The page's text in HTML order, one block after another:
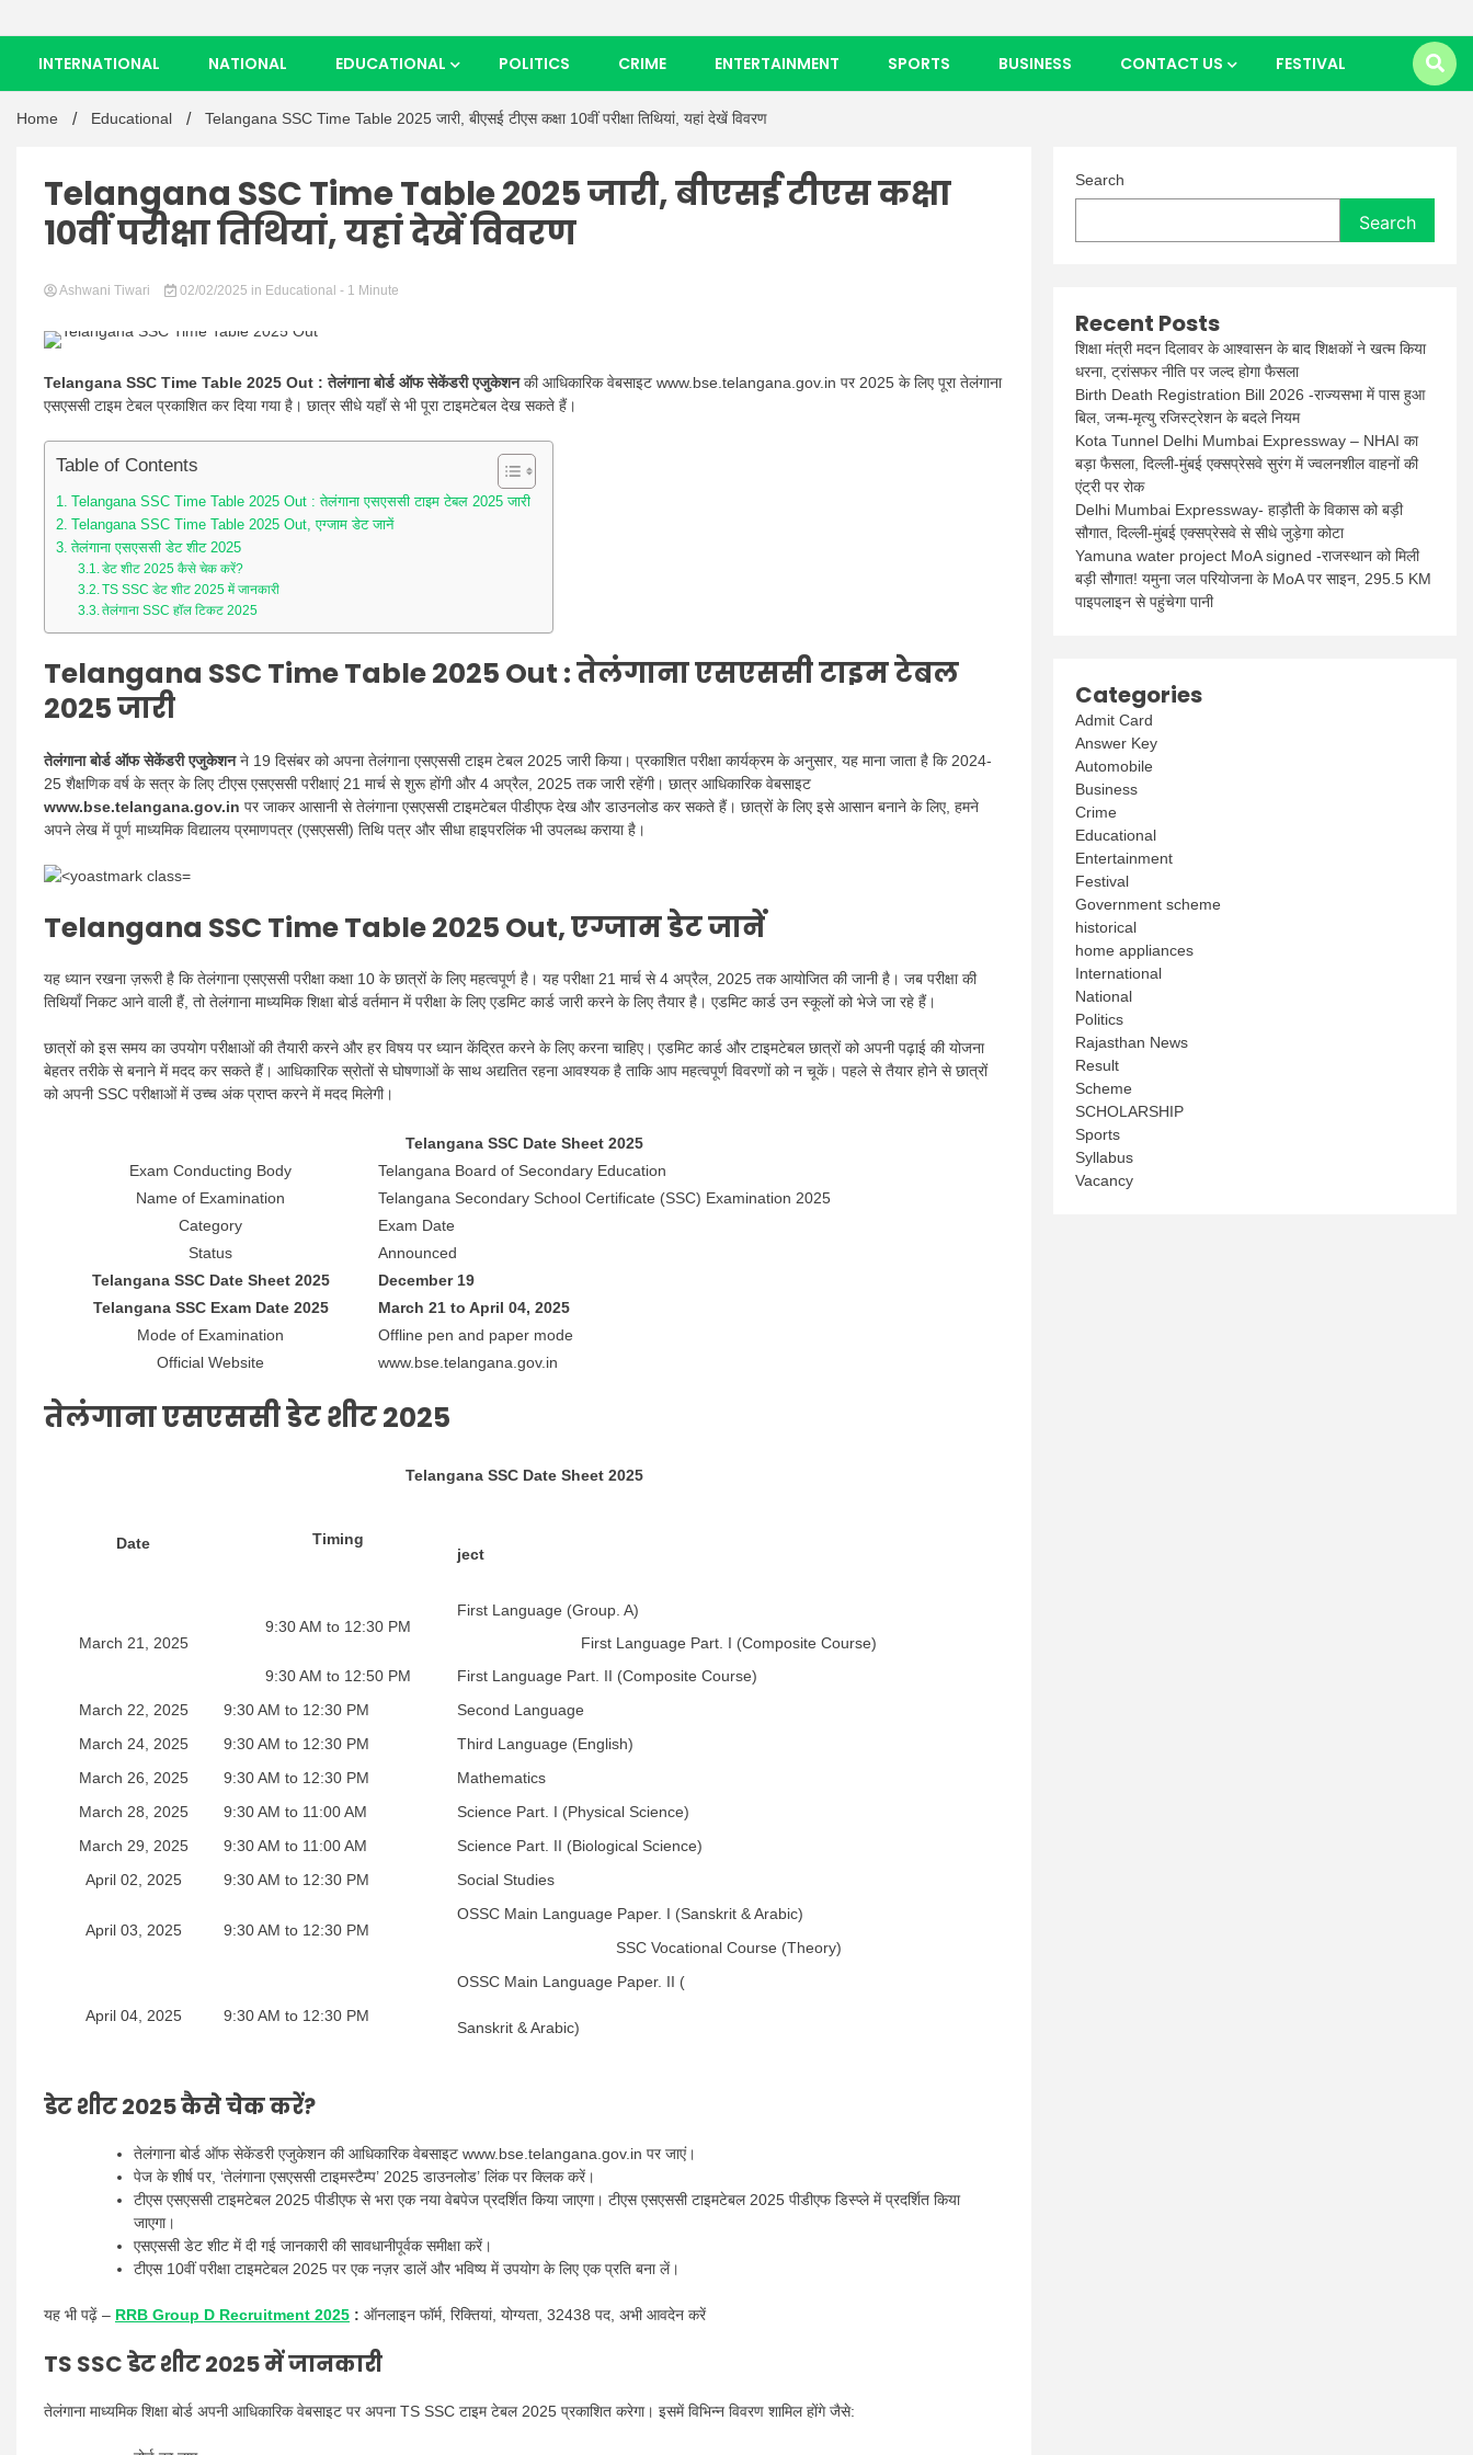
INTERNATIONAL NATIONAL EDUCATIONAL POLITICS CRIME ENTERTAINMENT SPORTS BUSINESS CONTACT US FESTIVAL
Home Educational Telangana SSC Time Table 2025 जारी, बीएसई टीएस कक्षा 10वीं परीक्षा तिथियां, यहां देखें विवरण
Telangana SSC Time Table 2025 जारी, बीएसई टीएस कक्षा
10वीं परीक्षा तिथियां, यहां देखें विवरण
Ashwani Tiwari 02/02/2025 in Educational - 1 Minute
Telangana SSC Time Table 2025 Out : तेलंगाना बोर्ड ऑफ सेकेंडरी एजुकेशनकी आधिकारिक वेबसाइट www.bse.telangana.gov.in पर 2025 के लिए पूरा तेलंगाना
एसएससी टाइम टेबल प्रकाशित कर दिया गया है। छात्र सीधे यहाँ से भी पूरा टाइमटेबल देख सकते हैं।
Table of Contents
Telangana SSC Time Table 2025 Out : तेलंगाना एसएससी टाइम टेबल 2025 जारी
Telangana SSC Time Table 2025 Out, एग्जाम डेट जानें
तेलंगाना एसएससी डेट शीट 2025
डेट शीट 2025 कैसे चेक करें?
TS SSC डेट शीट 2025 में जानकारी
तेलंगाना SSC हॉल टिकट 2025
Telangana SSC Time Table 2025 Out : तेलंगाना एसएससी टाइम टेबल
2025 जारी
तेलंगाना बोर्ड ऑफ सेकेंडरी एजुकेशनने 19 दिसंबर को अपना तेलंगाना एसएससी टाइम टेबल 2025 जारी किया। प्रकाशित परीक्षा कार्यक्रम के अनुसार, यह माना जाता है कि 2024-
25 शैक्षणिक वर्ष के सत्र के लिए टीएस एसएससी परीक्षाएं 21 मार्च से शुरू होंगी और 4 अप्रैल, 2025 तक जारी रहेंगी। छात्र आधिकारिक वेबसाइट
www.bse.telangana.gov.in पर जाकर आसानी से तेलंगाना एसएससी टाइमटेबल पीडीएफ देख और डाउनलोड कर सकते हैं। छात्रों के लिए इसे आसान बनाने के लिए, हमने
अपने लेख में पूर्ण माध्यमिक विद्यालय प्रमाणपत्र (एसएससी) तिथि पत्र और सीधा हाइपरलिंक भी उपलब्ध कराया है।
Telangana SSC Time Table 2025 Out, एग्जाम डेट जानें
यह ध्यान रखना ज़रूरी है कि तेलंगाना एसएससी परीक्षा कक्षा 10 के छात्रों के लिए महत्वपूर्ण है। यह परीक्षा 21 मार्च से 4 अप्रैल, 2025 तक आयोजित की जानी है। जब परीक्षा की
तिथियाँ निकट आने वाली हैं, तो तेलंगाना माध्यमिक शिक्षा बोर्ड वर्तमान में परीक्षा के लिए एडमिट कार्ड जारी करने के लिए तैयार है। एडमिट कार्ड उन स्कूलों को भेजे जा रहे हैं।
छात्रों को इस समय का उपयोग परीक्षाओं की तैयारी करने और हर विषय पर ध्यान केंद्रित करने के लिए करना चाहिए। एडमिट कार्ड और टाइमटेबल छात्रों को अपनी पढ़ाई की योजना
बेहतर तरीके से बनाने में मदद कर सकते हैं। आधिकारिक स्रोतों से घोषणाओं के साथ अद्यतित रहना आवश्यक है ताकि आप महत्वपूर्ण विवरणों को न चूकें। पहले से तैयार होने से छात्रों
को अपनी SSC परीक्षाओं में उच्च अंक प्राप्त करने में मदद मिलेगी।
Telangana SSC Date Sheet 2025
Exam Conducting Body
Telangana Board of Secondary Education
Name of Examination
Telangana Secondary School Certificate (SSC) Examination 2025
Category
Exam Date
Status
Announced
Telangana SSC Date Sheet 2025
December 19
Telangana SSC Exam Date 2025
March 21 to April 04, 2025
Mode of Examination
Offline pen and paper mode
Official Website
www.bse.telangana.gov.in
तेलंगाना एसएससी डेट शीट 2025
Telangana SSC Date Sheet 2025
Date
Timing
ject
March 21, 2025
9:30 AM to 12:30 PM
First Language (Group. A)
First Language Part. I (Composite Course)
9:30 AM to 12:50 PM
First Language Part. II (Composite Course)
March 22, 2025
9:30 AM to 12:30 PM
Second Language
March 24, 2025
9:30 AM to 12:30 PM
Third Language (English)
March 26, 2025
9:30 AM to 12:30 PM
Mathematics
March 28, 2025
9:30 AM to 11:00 AM
Science Part. I (Physical Science)
March 29, 2025
9:30 AM to 11:00 AM
Science Part. II (Biological Science)
April 02, 2025
9:30 AM to 12:30 PM Social Studies
April 03, 2025 9:30 AM to 12:30 PM
OSSC Main Language Paper. I (Sanskrit & Arabic)
SSC Vocational Course (Theory)
April 04, 2025 9:30 AM to 12:30 PM
OSSC Main Language Paper. II (
Sanskrit & Arabic)
डेट शीट 2025 कैसे चेक करें?
तेलंगाना बोर्ड ऑफ सेकेंडरी एजुकेशन की आधिकारिक वेबसाइट www.bse.telangana.gov.in पर जाएं।
पेज के शीर्ष पर, ‘तेलंगाना एसएससी टाइमस्टैम्प’ 2025 डाउनलोड’ लिंक पर क्लिक करें।
टीएस एसएससी टाइमटेबल 2025 पीडीएफ से भरा एक नया वेबपेज प्रदर्शित किया जाएगा। टीएस एसएससी टाइमटेबल 2025 पीडीएफ डिस्प्ले में प्रदर्शित किया
जाएगा।
एसएससी डेट शीट में दी गई जानकारी की सावधानीपूर्वक समीक्षा करें।
टीएस 10वीं परीक्षा टाइमटेबल 2025 पर एक नज़र डालें और भविष्य में उपयोग के लिए एक प्रति बना लें।
यह भी पढ़ें – RRB Group D Recruitment 2025 : ऑनलाइन फॉर्म, रिक्तियां, योग्यता, 32438 पद, अभी आवदेन करें
TS SSC डेट शीट 2025 में जानकारी
तेलंगाना माध्यमिक शिक्षा बोर्ड अपनी आधिकारिक वेबसाइट पर अपना TS SSC टाइम टेबल 2025 प्रकाशित करेगा। इसमें विभिन्न विवरण शामिल होंगे जैसे:
Search
Search
Recent Posts
शिक्षा मंत्री मदन दिलावर के आश्वासन के बाद शिक्षकों ने खत्म किया
धरना, ट्रांसफर नीति पर जल्द होगा फैसला
Birth Death Registration Bill 2026 -राज्यसभा में पास हुआ
बिल, जन्म-मृत्यु रजिस्ट्रेशन के बदले नियम
Kota Tunnel Delhi Mumbai Expressway – NHAI का
बड़ा फैसला, दिल्ली-मुंबई एक्सप्रेसवे सुरंग में ज्वलनशील वाहनों की
एंट्री पर रोक
Delhi Mumbai Expressway- हाड़ौती के विकास को बड़ी
सौगात, दिल्ली-मुंबई एक्सप्रेसवे से सीधे जुड़ेगा कोटा
Yamuna water project MoA signed -राजस्थान को मिली
बड़ी सौगात! यमुना जल परियोजना के MoA पर साइन, 295.5 KM
पाइपलाइन से पहुंचेगा पानी
Categories
Admit Card
Answer Key
Automobile
Business
Crime
Educational
Entertainment
Festival
Government scheme
historical
home appliances
International
National
Politics
Rajasthan News
Result
Scheme
SCHOLARSHIP
Sports
Syllabus
Vacancy